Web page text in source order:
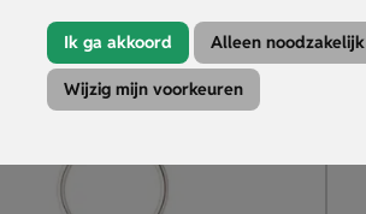
Ik ga akkoord Alleen noodzakelijk
Wijzig mijn voorkeuren
€ 0.27
product
v.a.